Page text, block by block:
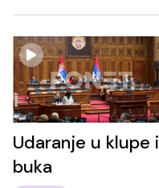
Udaranje u klupe i
buka